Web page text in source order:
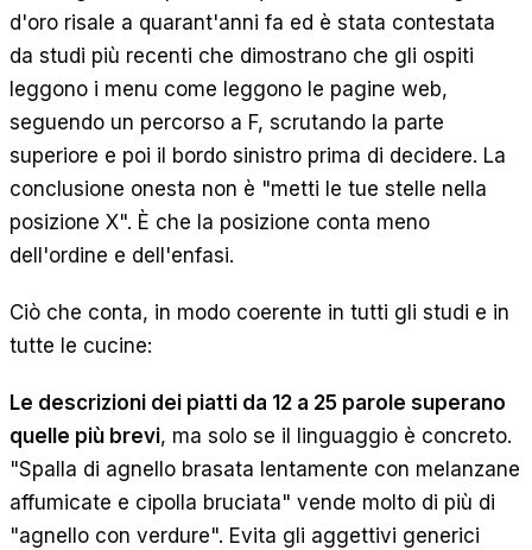
d'oro risale a quarant'anni fa ed è stata contestata
da studi più recenti che dimostrano che gli ospiti
leggono i menu come leggono le pagine web,
seguendo un percorso a F, scrutando la parte
superiore e poi il bordo sinistro prima di decidere. La
conclusione onesta non è "metti le tue stelle nella
posizione X". È che la posizione conta meno
dell'ordine e dell'enfasi.
Ciò che conta, in modo coerente in tutti gli studi e in
tutte le cucine:
Le descrizioni dei piatti da 12 a 25 parole superano
quelle più brevi, ma solo se il linguaggio è concreto.
"Spalla di agnello brasata lentamente con melanzane
affumicate e cipolla bruciata" vende molto di più di
"agnello con verdure". Evita gli aggettivi generici